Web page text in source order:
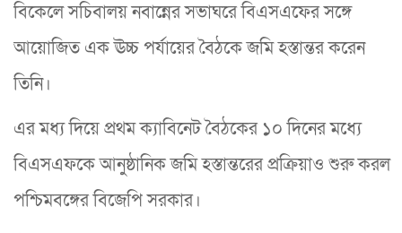
বিকেলে সচিবালয় নবান্নের সভাঘরে বিএসএফের সঙ্গে
আয়োজিত এক ঊচ্চ পর্যায়ের বৈঠকে জমি হস্তান্তর করেন
তিনি।
এর মধ্য দিয়ে প্রথম ক্যাবিনেট বৈঠকের ১০ দিনের মধ্যে
বিএসএফকে আনুষ্ঠানিক জমি হস্তান্তরের প্রক্রিয়াও শুরু করল
পশ্চিমবঙ্গের বিজেপি সরকার।